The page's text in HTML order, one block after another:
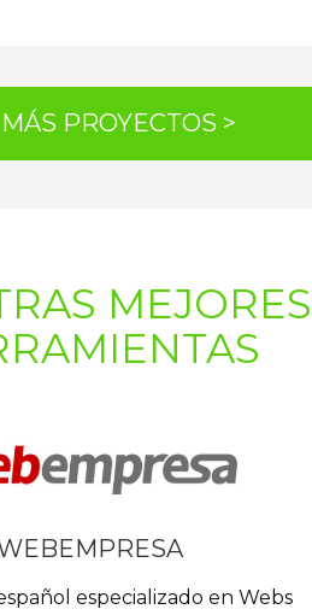
PROYECTOS >
MEJORES
especializado en Webs